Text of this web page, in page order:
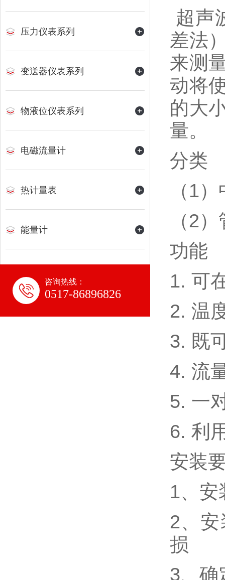
压力仪表系列
变送器仪表系列
物液位仪表系列
电磁流量计
热计量表
能量计
咨询热线：
0517-86896826
超声
差法
来测
动将
的大
量。
分类
（1
（2
功能
1. 可
2. 温
3. 既
4. 流
5. 一
6. 利
安装
1、安
2、
损
3、确